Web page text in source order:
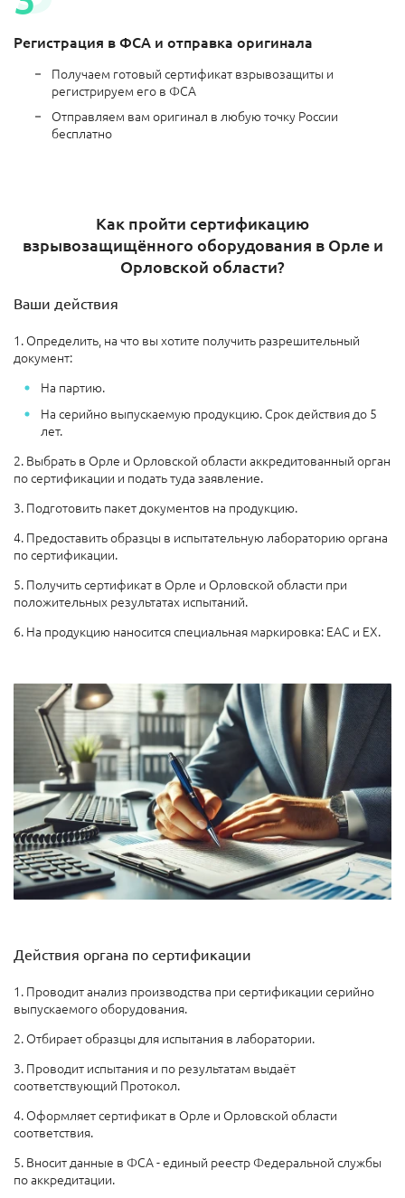
Регистрация в ФСА и отправка оригинала
Получаем готовый сертификат взрывозащиты и
регистрируем его в ФСА
Отправляем вам оригинал в любую точку России
бесплатно
Как пройти сертификацию
взрывозащищённого оборудования в Орле и
Орловской области?
Ваши действия
1. Определить, на что вы хотите получить разрешительный
документ:
На партию.
На серийно выпускаемую продукцию. Срок действия до 5
лет.
2. Выбрать в Орле и Орловской области аккредитованный орган
по сертификации и подать туда заявление.
3. Подготовить пакет документов на продукцию.
4. Предоставить образцы в испытательную лабораторию органа
по сертификации.
5. Получить сертификат в Орле и Орловской области при
положительных результатах испытаний.
6. На продукцию наносится специальная маркировка: ЕАС и EX.
Действия органа по сертификации
1. Проводит анализ производства при сертификации серийно
выпускаемого оборудования.
2. Отбирает образцы для испытания в лаборатории.
3. Проводит испытания и по результатам выдаёт
соответствующий Протокол.
4. Оформляет сертификат в Орле и Орловской области
соответствия.
5. Вносит данные в ФСА - единый реестр Федеральной службы
по аккредитации.